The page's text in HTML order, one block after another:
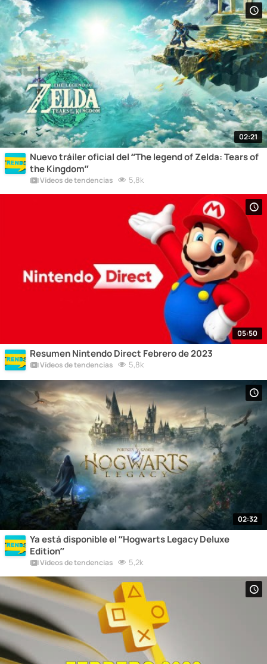
02:21
Nuevo tráiler oficial del “The legend of Zelda: Tears of
the Kingdom”
Vídeos de tendencias 5,8k
05:50
Resumen Nintendo Direct Febrero de 2023
Vídeos de tendencias 5,8k
02:32
Ya está disponible el “Hogwarts Legacy Deluxe
Edition”
Vídeos de tendencias 5,2k